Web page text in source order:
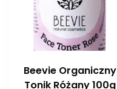
Beevie Organiczny
Tonik Różany 100g